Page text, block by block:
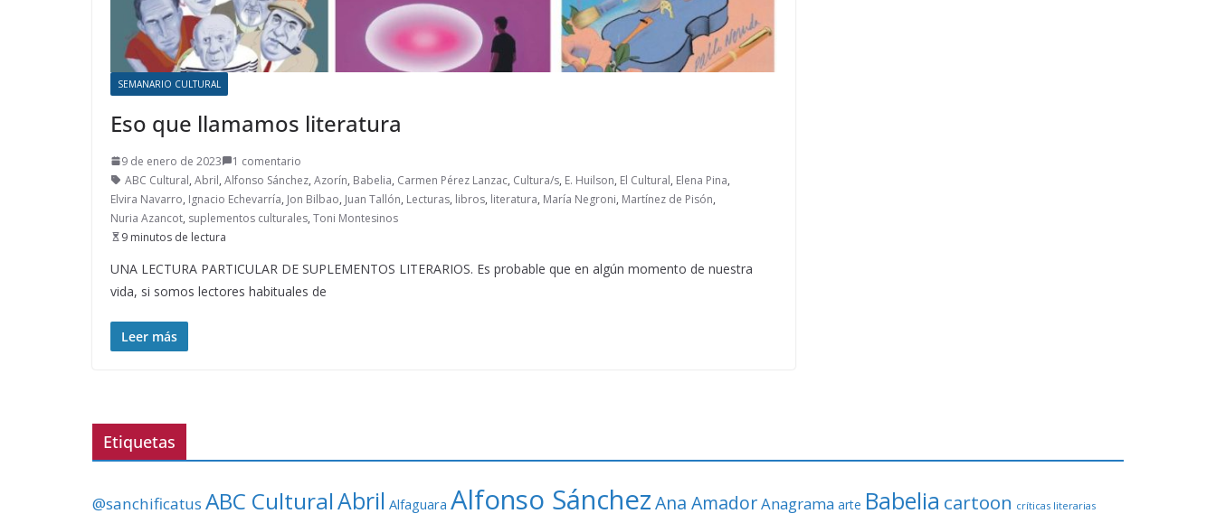
SEMANARIO CULTURAL
Eso que llamamos literatura
9 de enero de 2023
1 comentario
ABC Cultural, Abril, Alfonso Sánchez, Azorín, Babelia, Carmen Pérez Lanzac, Cultura/s, E. Huilson, El Cultural, Elena Pina,
Elvira Navarro, Ignacio Echevarría, Jon Bilbao, Juan Tallón, Lecturas, libros, literatura, María Negroni, Martínez de Pisón,
Nuria Azancot, suplementos culturales, Toni Montesinos
9 minutos de lectura
UNA LECTURA PARTICULAR DE SUPLEMENTOS LITERARIOS. Es probable que en algún momento de nuestra
vida, si somos lectores habituales de
Leer más
Etiquetas
@sanchificatus ABC CulturalAbril Alfaguara Alfonso SánchezAna AmadorAnagrama arte Babelia cartoon críticas literarias